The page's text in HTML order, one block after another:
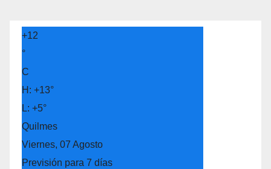
+12
°
C
H: +13°
L: +5°
Quilmes
Viernes, 07 Agosto
Previsión para 7 días